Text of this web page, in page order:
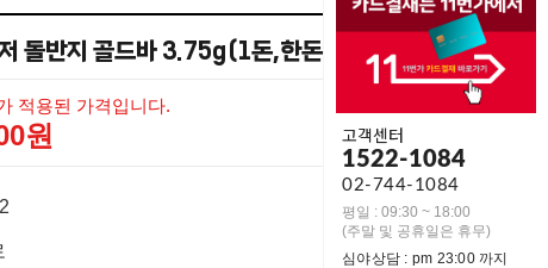
고객센터
1522-1084
02-744-1084
평일 : 09:30 ~ 18:00
(주말 및 공휴일은 휴무)
심야상담 : pm 23:00 까지
돌반지 골드바 3.75g(1돈,한돈) 우드상패
적용된 가격입니다.
원